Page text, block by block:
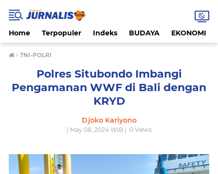
Home Terpopuler Indeks BUDAYA EKONOMI
› TNI-POLRI
Polres Situbondo Imbangi
Pengamanan WWF di Bali dengan
KRYD
Djoko Kariyono
| May 08, 2024 WIB | 0Views